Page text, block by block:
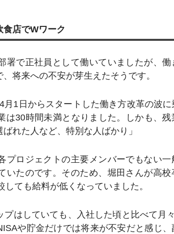
店でWワーク
署で正社員として働いていましたが、働
将来への不安が芽生えたそうです。
月1日からスタートした働き方改革の波に
は30時間未満となりました。しかも、残
れた人など、特別な人ばかり」
プロジェクトの主要メンバーでもない一
いたのです。そのため、堀田さんが高校
ても給料が低くなっていました。
プはしていても、入社した頃と比べて月
や貯金だけでは将来が不安だと感じ